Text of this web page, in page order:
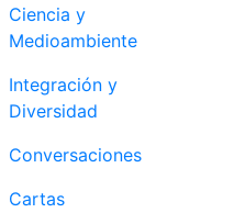
Ciencia y
Medioambiente
Integración y
Diversidad
Conversaciones
Cartas